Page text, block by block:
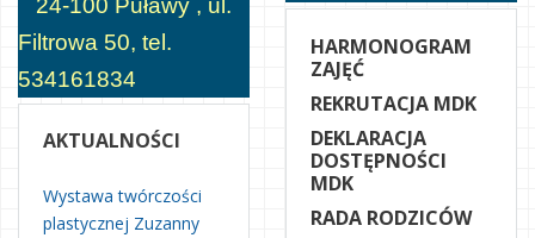
24-100 Puławy , ul.
Filtrowa 50, tel.
534161834
AKTUALNOŚCI
Wystawa twórczości
plastycznej Zuzanny
HARMONOGRAM
ZAJĘĆ
REKRUTACJA MDK
DEKLARACJA
DOSTĘPNOŚCI
MDK
RADA RODZICÓW